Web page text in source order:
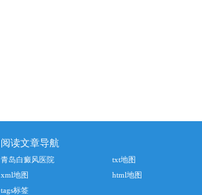
阅读文章导航
青岛白癜风医院
txt地图
xml地图
html地图
tags标签